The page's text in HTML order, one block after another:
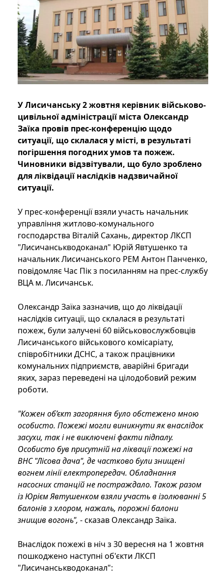
У Лисичанську 2 жовтня керівник військово-
цивільної адміністрації міста Олександр
Заїка провів прес-конференцію щодо
ситуації, що склалася у місті, в результаті
погіршення погодних умов та пожеж.
Чиновники відзвітували, що було зроблено
для ліквідації наслідків надзвичайної
ситуації.
У прес-конференції взяли участь начальник
управління житлово-комунального
господарства Віталій Сахань, директор ЛКСП
"Лисичанськводоканал" Юрій Явтушенко та
начальник Лисичанського РЕМ Антон Панченко,
повідомляє Час Пік з посиланням на прес-службу
ВЦА м. Лисичанськ.
Олександр Заїка зазначив, що до ліквідації
наслідків ситуації, що склалася в результаті
пожеж, були залучені 60 військовослужбовців
Лисичанського військового комісаріату,
співробітники ДСНС, а також працівники
комунальних підприємств, аварійні бригади
яких, зараз переведені на цілодобовий режим
роботи.
"Кожен об’єкт загоряння було обстежено мною
особисто. Пожежі могли виникнути як внаслідок
засухи, так і не виключені факти підпалу.
Особисто був присутній на ліквації пожежі на
ВНС "Лісова дача", де частково були знищені
вогнем лінії електропередач. Обладнання
насосних станцій не постраждало. Також разом
із Юрієм Явтушенком взяли участь в ізолюванні 5
балонів з хлором, нажаль, порожні балони
знищив вогонь", - сказав Олександр Заїка.
Внаслідок пожежі в ніч з 30 вересня на 1 жовтня
пошкоджено наступні об'єкти ЛКСП
"Лисичанськводоканал":